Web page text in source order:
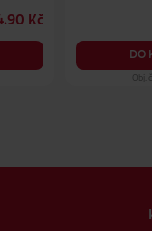
Kč
DO
Obj.